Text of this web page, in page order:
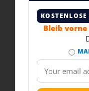
Bleib vorne